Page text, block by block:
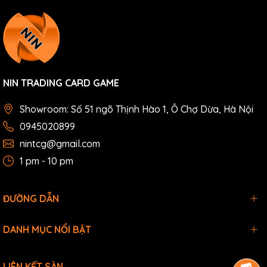
NIN TRADING CARD GAME
Showroom: Số 51 ngõ Thịnh Hào 1, Ô Chợ Dừa, Hà Nội
0945020899
nintcg@gmail.com
1 pm - 10 pm
ĐƯỜNG DẪN
DANH MỤC NỔI BẬT